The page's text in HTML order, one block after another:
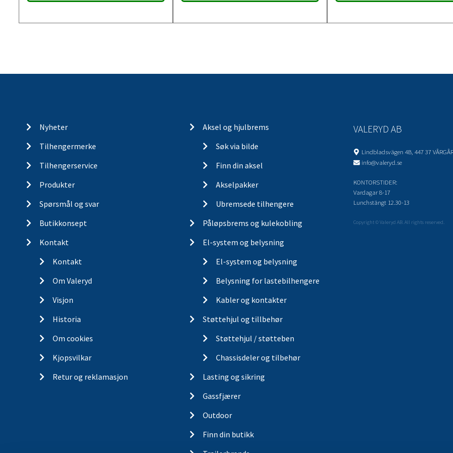
Nyheter
Tilhengermerke
Tilhengerservice
Produkter
Spørsmål og svar
Butikkonsept
Kontakt
Kontakt
Om Valeryd
Visjon
Historia
Om cookies
Kjopsvilkar
Retur og reklamasjon
Aksel og hjulbrems
Søk via bilde
Finn din aksel
Akselpakker
Ubremsede tilhengere
Påløpsbrems og kulekobling
El-system og belysning
El-system og belysning
Belysning for lastebilhengere
Kabler og kontakter
Støttehjul og tillbehør
Støttehjul / støtteben
Chassisdeler og tilbehør
Lasting og sikring
Gassfjærer
Outdoor
Finn din butikk
VALERYD AB
Lindbladsvägen 4B, 447 37
info@valeryd.se
KONTORSTIDER:
Vardagar 8-17
Lunchstängt 12.30-13
Copyright © Valeryd AB. All rights reserved.